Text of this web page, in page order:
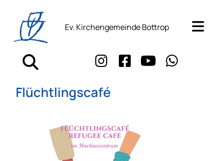
Ev. Kirchengemeinde Bottrop
Flüchtlingscafé